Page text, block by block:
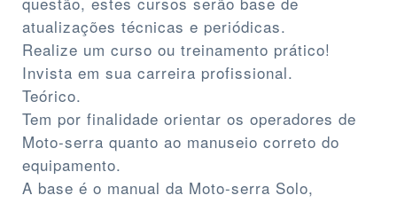
atualizações técnicas e periódicas.
Realize um curso ou treinamento prático!
Invista em sua carreira profissional.
Teórico.
Tem por finalidade orientar os operadores de
Moto-serra quanto ao manuseio correto do
equipamento.
A base é o manual da Moto-serra Solo,